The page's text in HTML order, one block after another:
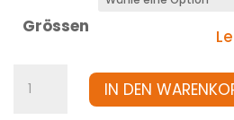
Grössen
Leggins
IN DEN